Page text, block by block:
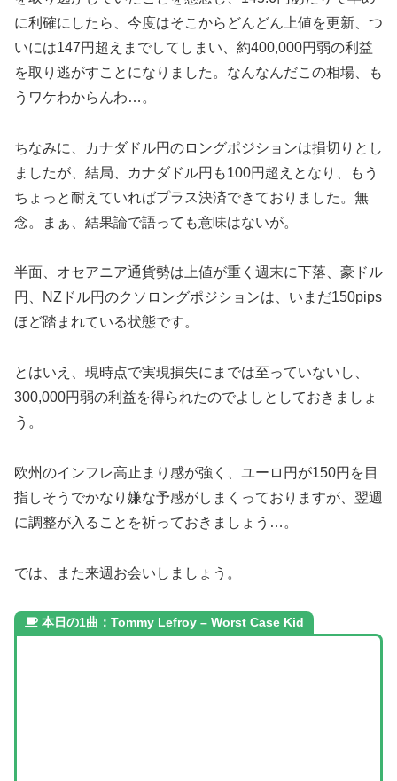
に利確にしたら、今度はそこからどんどん上値を更新、つ
いには147円超えまでしてしまい、約400,000円弱の利益
を取り逃がすことになりました。なんなんだこの相場、も
うワケわからんわ…。
ちなみに、カナダドル円のロングポジションは損切りとし
ましたが、結局、カナダドル円も100円超えとなり、もう
ちょっと耐えていればプラス決済できておりました。無
念。まぁ、結果論で語っても意味はないが。
半面、オセアニア通貨勢は上値が重く週末に下落、豪ドル
円、NZドル円のクソロングポジションは、いまだ150pips
ほど踏まれている状態です。
とはいえ、現時点で実現損失にまでは至っていないし、
300,000円弱の利益を得られたのでよしとしておきましょ
う。
欧州のインフレ高止まり感が強く、ユーロ円が150円を目
指しそうでかなり嫌な予感がしまくっておりますが、翌週
に調整が入ることを祈っておきましょう…。
では、また来週お会いしましょう。
本日の1曲：Tommy Lefroy – Worst Case Kid